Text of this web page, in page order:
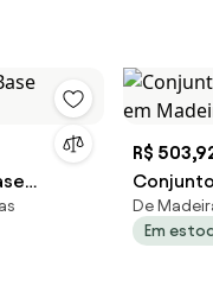
R$
em
De
Em